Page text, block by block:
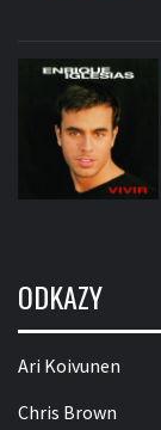
ODKAZY
Ari Koivunen
Chris Brown